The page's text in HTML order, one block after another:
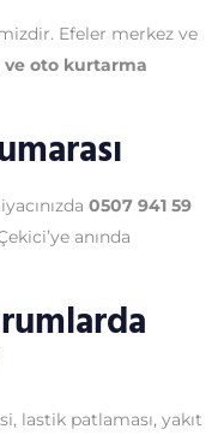
Efeler merkez ve
ve oto kurtarma
0507 941 59
anında
lastik patlaması, yakıt